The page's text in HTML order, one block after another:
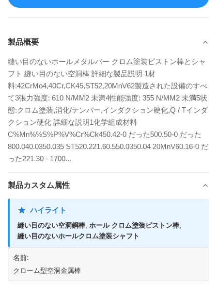
製品概要
縫い目のないホールメタルバー クロム塗装ピストン棒とシャ
フト 縫い目のない空洞棒 詳細な製品説明 1材
料:42CrMo4,40Cr,CK45,ST52,20MnV62製造された設備のすべ
て3張力強度: 610 N/MM2 未満4性能強度: 355 N/MM2 未満5状
態:クロム塗装,消化/テンパー,インダクション硬化,Q / Tインダ
クション硬化 詳細な説明1化学組成材料
C%Mn%%S%P%V%Cr%Ck450.42-0 だった500.50-0 だった
800.040.0350.035 ST520.221.60.550.0350.04 20MnV60.16-0 だ
った221.30 - 1700...
製品カスタム属性
ハイライト
縫い目のない空洞鋼棒 ホール クロム塗装ピストン棒
縫い目のないホールクロム塗装シャフト
名前:
クローム型空洞金属棒